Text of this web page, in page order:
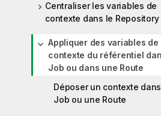
Centraliser les variables de
contexte dans le Repository
Appliquer des variables de
contexte du référentiel
Job ou dans une Route
Déposer un contexte
Job ou une Route